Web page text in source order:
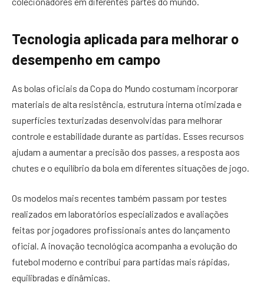
Tecnologia aplicada para melhorar o
desempenho em campo
As bolas oficiais da Copa do Mundo costumam incorporar
materiais de alta resistência, estrutura interna otimizada e
superfícies texturizadas desenvolvidas para melhorar
controle e estabilidade durante as partidas. Esses recursos
ajudam a aumentar a precisão dos passes, a resposta aos
chutes e o equilíbrio da bola em diferentes situações de jogo.
Os modelos mais recentes também passam por testes
realizados em laboratórios especializados e avaliações
feitas por jogadores profissionais antes do lançamento
oficial. A inovação tecnológica acompanha a evolução do
futebol moderno e contribui para partidas mais rápidas,
equilibradas e dinâmicas.